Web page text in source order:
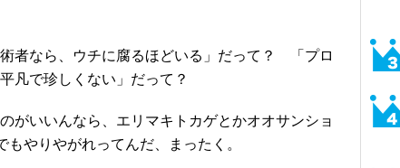
者なら、ウチに腐るほどいる」だって？ 「プロ
凡で珍しくない」だって？
がいいんなら、エリマキトカゲとかオオサンショ
やりやがれってんだ、まったく。